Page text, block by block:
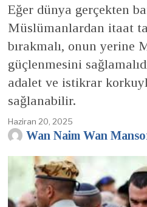
Eğer dünya gerçekten
Müslümanlardan itaat
bırakmalı, onun yerine
güçlenmesini
adalet ve istikrar
sağlanabilir.
Haziran 20, 2025
Wan Naim Wan